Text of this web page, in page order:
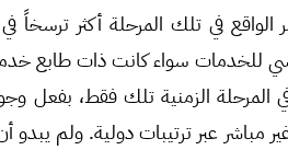
الواقع في تلك المرحلة أكثر
للخدمات سواء كانت ذات طابع
المرحلة الزمنية تلك فقط، بفعل
مباشر عبر ترتيبات دولية. ولم